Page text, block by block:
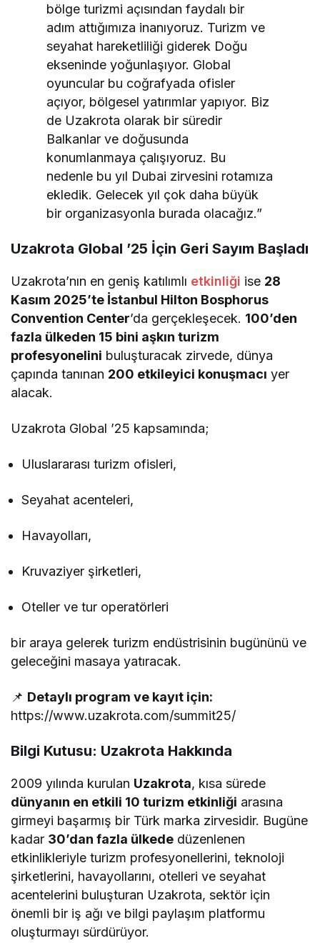
bölge turizmi açısından faydalı bir
adım attığımıza inanıyoruz. Turizm ve
seyahat hareketliliği giderek Doğu
ekseninde yoğunlaşıyor. Global
oyuncular bu coğrafyada ofisler
açıyor, bölgesel yatırımlar yapıyor. Biz
de Uzakrota olarak bir süredir
Balkanlar ve doğusunda
konumlanmaya çalışıyoruz. Bu
nedenle bu yıl Dubai zirvesini rotamıza
ekledik. Gelecek yıl çok daha büyük
bir organizasyonla burada olacağız.”
Uzakrota Global ’25 İçin Geri Sayım Başladı
Uzakrota’nın en geniş katılımlı etkinliği ise 28
Kasım 2025’te İstanbul Hilton Bosphorus
Convention Center’da gerçekleşecek. 100’den
fazla ülkeden 15 bini aşkın turizm
profesyonelini buluşturacak zirvede, dünya
çapında tanınan 200 etkileyici konuşmacı yer
alacak.
Uzakrota Global ’25 kapsamında;
Uluslararası turizm ofisleri,
Seyahat acenteleri,
Havayolları,
Kruvaziyer şirketleri,
Oteller ve tur operatörleri
bir araya gelerek turizm endüstrisinin bugününü ve
geleceğini masaya yatıracak.
📌 Detaylı program ve kayıt için:
https://www.uzakrota.com/summit25/
Bilgi Kutusu: Uzakrota Hakkında
2009 yılında kurulan Uzakrota, kısa sürede
dünyanın en etkili 10 turizm etkinliği arasına
girmeyi başarmış bir Türk marka zirvesidir. Bugüne
kadar 30’dan fazla ülkede düzenlenen
etkinlikleriyle turizm profesyonellerini, teknoloji
şirketlerini, havayollarını, otelleri ve seyahat
acentelerini buluşturan Uzakrota, sektör için
önemli bir iş ağı ve bilgi paylaşım platformu
oluşturmayı sürdürüyor.